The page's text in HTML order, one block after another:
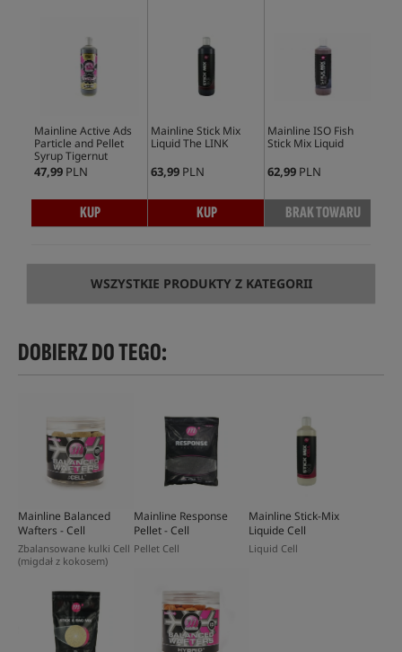
Mainline Active Ads
Particle and Pellet
Syrup Tigernut
47,99 PLN
KUP
Mainline Stick Mix
Liquid The LINK
63,99 PLN
KUP
Mainline ISO Fish
Stick Mix Liquid
62,99 PLN
BRAK TOWARU
WSZYSTKIE PRODUKTY Z KATEGORII
DOBIERZ DO TEGO:
Mainline Balanced
Wafters - Cell
Zbalansowane kulki Cell
(migdał z kokosem)
Mainline Response
Pellet - Cell
Pellet Cell
Mainline Stick-Mix
Liquide Cell
Liquid Cell